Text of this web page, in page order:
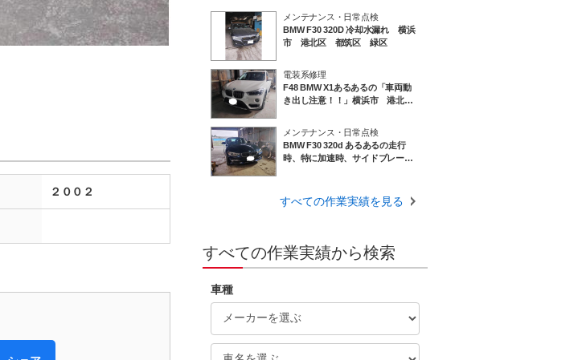
２００２
メンテナンス・日常点検
BMW F30 320D 冷却水漏れ 横浜
市 港北区 都筑区 緑区
電装系修理
F48 BMW X1あるあるの「車両動
き出し注意！！」横浜市 港北
メンテナンス・日常点検
BMW F30 320d あるあるの走行
時、特に加速時、サイドブレーキ
すべての作業実績を見る
すべての作業実績から検索
車種